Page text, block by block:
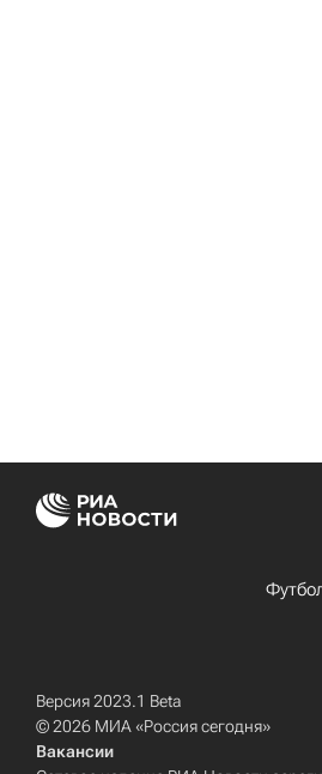
Версия 2023.1 Beta
© 2026 МИА «Россия сегодня»
Вакансии